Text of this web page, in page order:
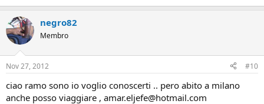
negro82
Membro
Nov 27, 2012 #10
ciao ramo sono io voglio conoscerti .. pero abito a milano
anche posso viaggiare , amar.eljefe@hotmail.com